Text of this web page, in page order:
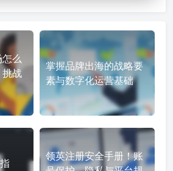
么
战
掌握品牌出海的战略要
素与数字化运营基础
领英注册安全手册！账